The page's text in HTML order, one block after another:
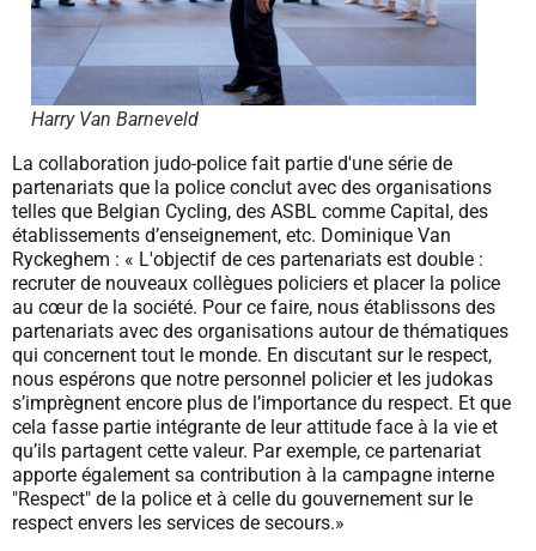
Harry Van Barneveld
La collaboration judo-police fait partie d'une série de
partenariats que la police conclut avec des organisations
telles que Belgian Cycling, des ASBL comme Capital, des
établissements d’enseignement, etc. Dominique Van
Ryckeghem : « L'objectif de ces partenariats est double :
recruter de nouveaux collègues policiers et placer la police
au cœur de la société. Pour ce faire, nous établissons des
partenariats avec des organisations autour de thématiques
qui concernent tout le monde. En discutant sur le respect,
nous espérons que notre personnel policier et les judokas
s’imprègnent encore plus de l’importance du respect. Et que
cela fasse partie intégrante de leur attitude face à la vie et
qu’ils partagent cette valeur. Par exemple, ce partenariat
apporte également sa contribution à la campagne interne
"Respect" de la police et à celle du gouvernement sur le
respect envers les services de secours.»